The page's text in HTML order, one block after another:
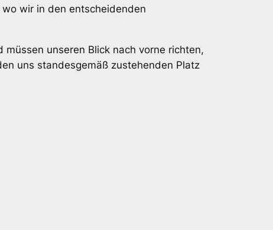
wir in den entscheidenden
unseren Blick nach vorne richten,
uns standesgemäß zustehenden Platz